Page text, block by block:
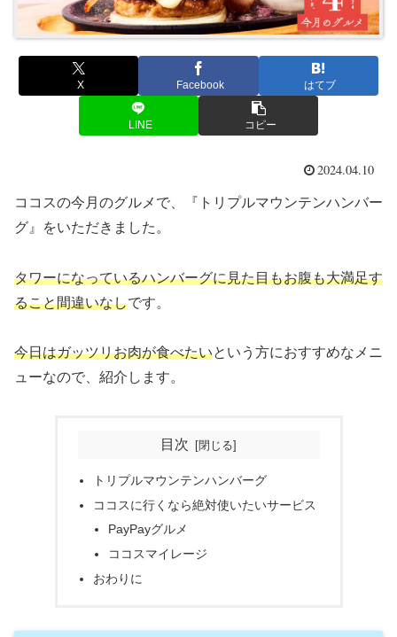
X Facebook はてブ
LINE コピー
2024.04.10
ココスの今月のグルメで、『トリプルマウンテンハンバー
グ』をいただきました。
タワーになっているハンバーグに見た目もお腹も大満足す
ること間違いなしです。
今日はガッツリお肉が食べたいという方におすすめなメニ
ューなので、紹介します。
目次
トリプルマウンテンハンバーグ
ココスに行くなら絶対使いたいサービス
PayPayグルメ
ココスマイレージ
おわりに